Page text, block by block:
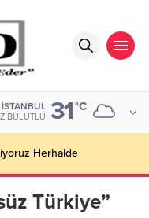
İSTANBUL
BULUTLU 31°C
Herhalde
Türkiye”